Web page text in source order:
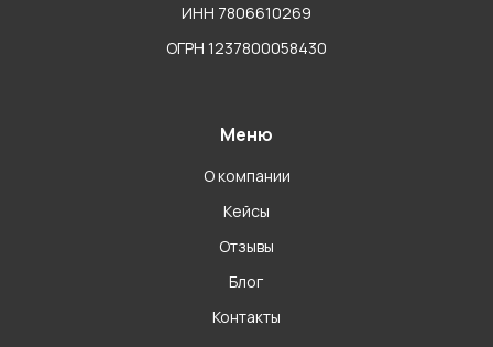
ОГРН 1237800058430
ИНН 7806610269
Меню
О компании
Кейсы
Отзывы
Блог
Контакты